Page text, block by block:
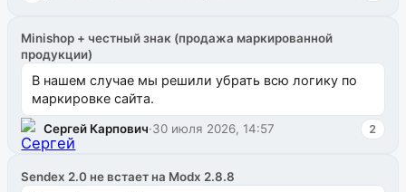
Minishop + честный знак (продажа маркированной
продукции)
В нашем случае мы решили убрать всю логику по
маркировке сайта.
Сергей Карпович·30 июля 2026, 14:57 2
Sendex 2.0 не встает на Modx 2.8.8